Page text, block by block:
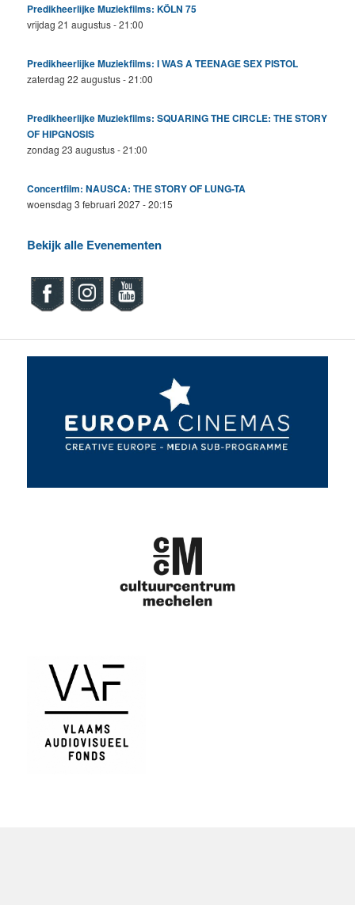
Predikheerlijke Muziekfilms: KÖLN 75
vrijdag 21 augustus - 21:00
Predikheerlijke Muziekfilms: I WAS A TEENAGE SEX PISTOL
zaterdag 22 augustus - 21:00
Predikheerlijke Muziekfilms: SQUARING THE CIRCLE: THE STORY
OF HIPGNOSIS
zondag 23 augustus - 21:00
Concertfilm: NAUSCA: THE STORY OF LUNG-TA
woensdag 3 februari 2027 - 20:15
Bekijk alle Evenementen